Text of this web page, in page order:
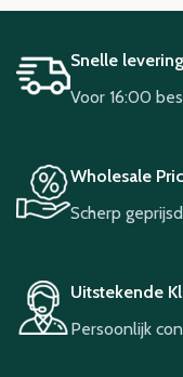
Snelle
Voor 16:00
Wholesale
Scherp geprijsd
Uitstekende
Persoonlijk